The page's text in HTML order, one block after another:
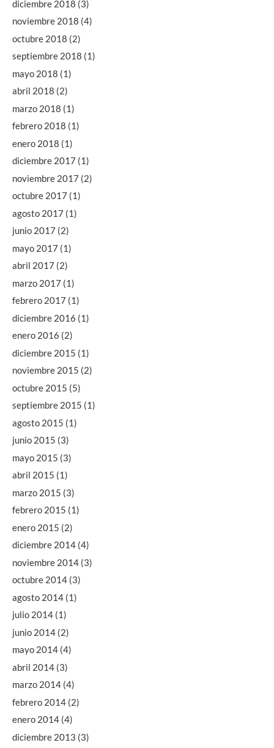
diciembre 2018 (3)
noviembre 2018 (4)
octubre 2018 (2)
septiembre 2018 (1)
mayo 2018 (1)
abril 2018 (2)
marzo 2018 (1)
febrero 2018 (1)
enero 2018 (1)
diciembre 2017 (1)
noviembre 2017 (2)
octubre 2017 (1)
agosto 2017 (1)
junio 2017 (2)
mayo 2017 (1)
abril 2017 (2)
marzo 2017 (1)
febrero 2017 (1)
diciembre 2016 (1)
enero 2016 (2)
diciembre 2015 (1)
noviembre 2015 (2)
octubre 2015 (5)
septiembre 2015 (1)
agosto 2015 (1)
junio 2015 (3)
mayo 2015 (3)
abril 2015 (1)
marzo 2015 (3)
febrero 2015 (1)
enero 2015 (2)
diciembre 2014 (4)
noviembre 2014 (3)
octubre 2014 (3)
agosto 2014 (1)
julio 2014 (1)
junio 2014 (2)
mayo 2014 (4)
abril 2014 (3)
marzo 2014 (4)
febrero 2014 (2)
enero 2014 (4)
diciembre 2013 (3)